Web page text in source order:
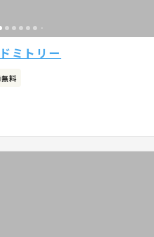
ミトリー
料